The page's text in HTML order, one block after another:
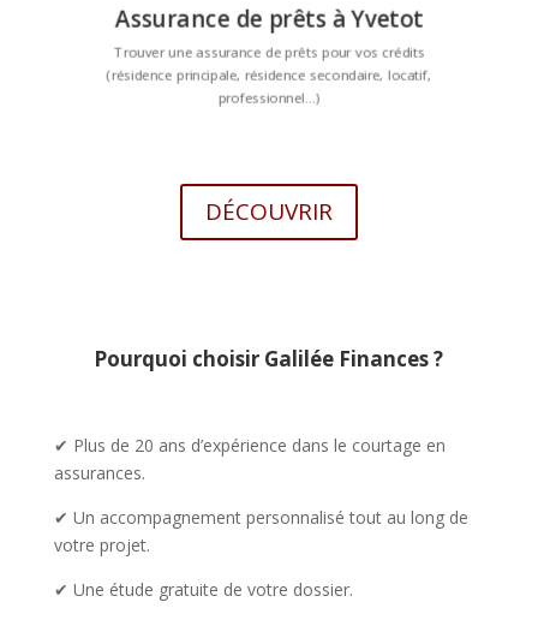
Assurance de prêts à Yvetot
Trouver une assurance de prêts pour vos crédits
(résidence principale, résidence secondaire, locatif,
professionnel…)
DÉCOUVRIR
Pourquoi choisir Galilée Finances ?
✔ Plus de 20 ans d’expérience dans le courtage en
assurances.
✔ Un accompagnement personnalisé tout au long de
votre projet.
✔ Une étude gratuite de votre dossier.